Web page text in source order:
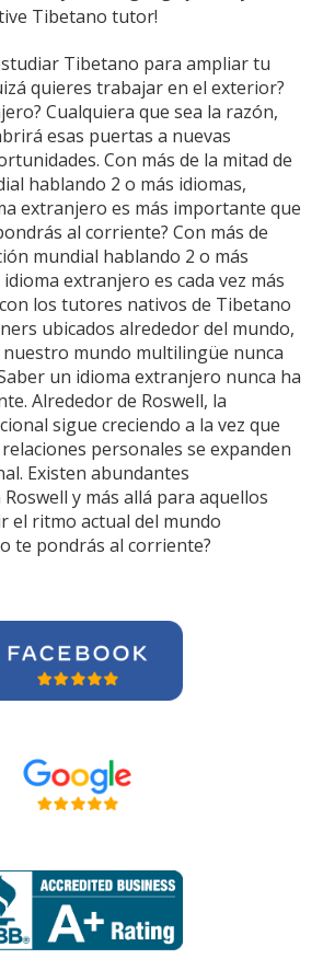
Tibetano tutor!
Tibetano para ampliar tu
quieres trabajar en el exterior?
Cualquiera que sea la razón,
esas puertas a nuevas
Con más de la mitad de
hablando 2 o más idiomas,
extranjero es más importante que
al corriente? Con más de
mundial hablando 2 o más
extranjero es cada vez más
los tutores nativos de Tibetano
ubicados alrededor del mundo,
mundo multilingüe nunca
un idioma extranjero nunca ha
Alrededor de Roswell, la
sigue creciendo a la vez que
personales se expanden
Existen abundantes
y más allá para aquellos
el ritmo actual del mundo
te pondrás al corriente?